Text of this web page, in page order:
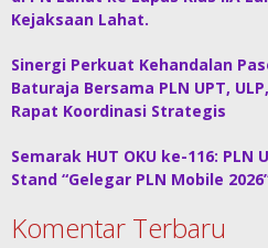
Kejaksaan Lahat.
Sinergi Perkuat Kehandalan
Baturaja Bersama PLN UPT,
Rapat Koordinasi Strategis
Semarak HUT OKU ke-116: PLN
Stand “Gelegar PLN Mobile
Komentar Terbaru